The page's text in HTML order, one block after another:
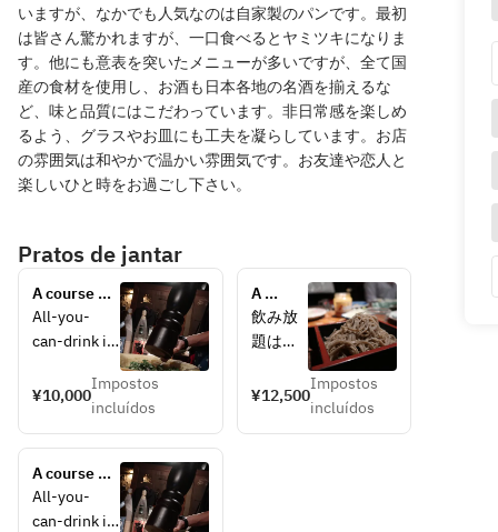
いますが、なかでも人気なのは自家製のパンです。最初
は皆さん驚かれますが、一口食べるとヤミツキになりま
す。他にも意表を突いたメニューが多いですが、全て国
産の食材を使用し、お酒も日本各地の名酒を揃えるな
ど、味と品質にはこだわっています。非日常感を楽しめ
るよう、グラスやお皿にも工夫を凝らしています。お店
の雰囲気は和やかで温かい雰囲気です。お友達や恋人と
楽しいひと時をお過ごし下さい。
Pratos de jantar
A course
with
increasingly
glasses of
beer, lemon
highball,
etc.
All-you-
can-drink is
Last orders
are taken
15 minutes
before the
drink.
¥10,000
Impostos
incluídos
A
course
where
choose
飲み放
題は２
になり
15分前
¥12,500
Impostos
incluídos
A course
that
includes
All-you-
can-drink is